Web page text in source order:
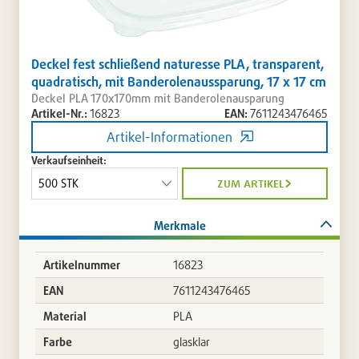
Deckel fest schließend naturesse PLA, transparent,
quadratisch, mit Banderolenaussparung, 17 x 17 cm
Deckel PLA 170x170mm mit Banderolenausparung
Artikel-Nr.:16823 EAN:7611243476465
Artikel-Informationen
Verkaufseinheit:
zum artikel
Merkmale
Artikelnummer
16823
EAN
7611243476465
Material
PLA
Farbe
glasklar